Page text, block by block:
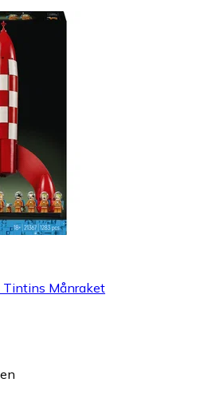
Tintins Månraket